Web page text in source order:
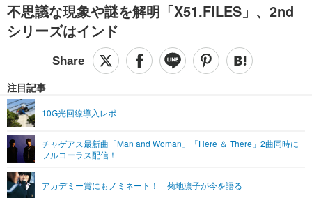
IT・デジタルTOP スマートフォン
ショッピング その他
SPEED TEST
エンタメTOP 映画・ドラマ
グラビア
ショッピング その他
ライフTOP
その他
リリース一覧
プッシュ通知の停止方法
不思議な現象や謎を解明「X51.FILES」、2nd
シリーズはインド
注目記事
10G光回線導入レポ
チャゲアス最新曲「Man and Woman」「Here ＆ There」2曲同時に
フルコーラス配信！
アカデミー賞にもノミネート！ 菊地凛子が今を語る